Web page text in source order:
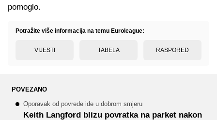
pomoglo.
Potražite više informacija na temu Euroleague:
VIJESTI TABELA RASPORED
POVEZANO
Oporavak od povrede ide u dobrom smjeru
Keith Langford blizu povratka na parket nakon